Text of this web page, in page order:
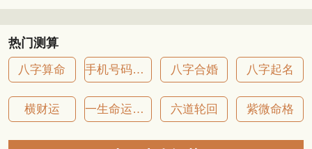
热门测算
八字算命 手机号码吉凶 八字合婚 八字起名
横财运 一生命运详批 六道轮回 紫微命格